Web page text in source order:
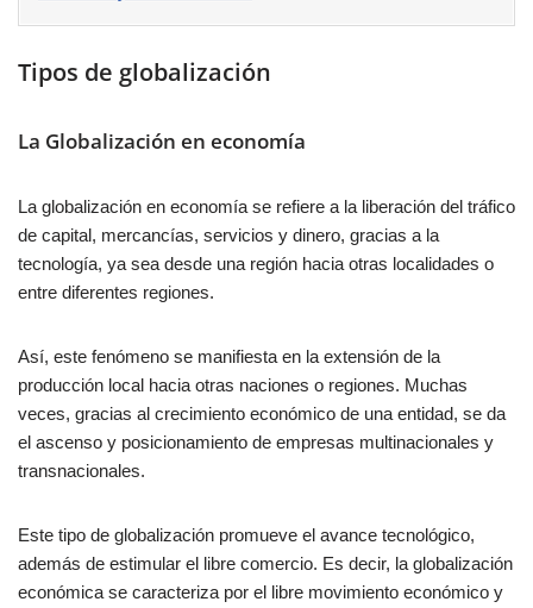
Tipos de globalización
La Globalización en economía
La globalización en economía se refiere a la liberación del tráfico
de capital, mercancías, servicios y dinero, gracias a la
tecnología, ya sea desde una región hacia otras localidades o
entre diferentes regiones.
Así, este fenómeno se manifiesta en la extensión de la
producción local hacia otras naciones o regiones. Muchas
veces, gracias al crecimiento económico de una entidad, se da
el ascenso y posicionamiento de empresas multinacionales y
transnacionales.
Este tipo de globalización promueve el avance tecnológico,
además de estimular el libre comercio. Es decir, la globalización
económica se caracteriza por el libre movimiento económico y